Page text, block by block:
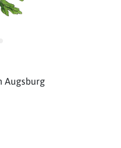
Augsburg